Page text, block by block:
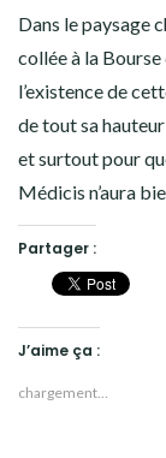
Dans le paysage
collée à la
l’existence de
de tout sa
et surtout pour
Médicis n’aura
Partager :
J’aime ça :
chargement…